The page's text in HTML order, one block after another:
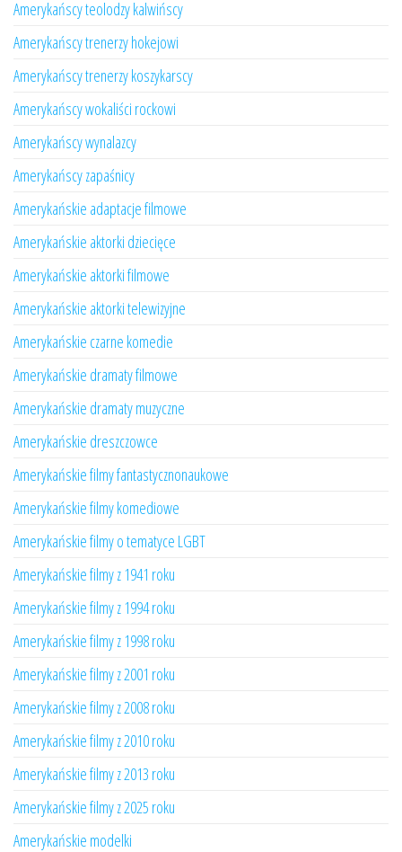
Amerykańscy teolodzy kalwińscy
Amerykańscy trenerzy hokejowi
Amerykańscy trenerzy koszykarscy
Amerykańscy wokaliści rockowi
Amerykańscy wynalazcy
Amerykańscy zapaśnicy
Amerykańskie adaptacje filmowe
Amerykańskie aktorki dziecięce
Amerykańskie aktorki filmowe
Amerykańskie aktorki telewizyjne
Amerykańskie czarne komedie
Amerykańskie dramaty filmowe
Amerykańskie dramaty muzyczne
Amerykańskie dreszczowce
Amerykańskie filmy fantastycznonaukowe
Amerykańskie filmy komediowe
Amerykańskie filmy o tematyce LGBT
Amerykańskie filmy z 1941 roku
Amerykańskie filmy z 1994 roku
Amerykańskie filmy z 1998 roku
Amerykańskie filmy z 2001 roku
Amerykańskie filmy z 2008 roku
Amerykańskie filmy z 2010 roku
Amerykańskie filmy z 2013 roku
Amerykańskie filmy z 2025 roku
Amerykańskie modelki